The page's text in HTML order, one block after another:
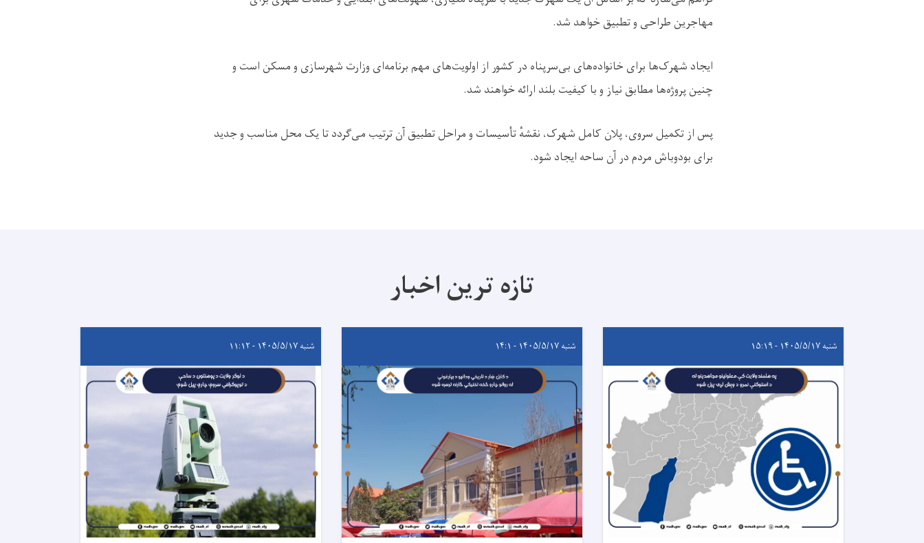
مهاجرین طراحی و تطبیق خواهد شد.
ایجاد شهرک‌ها برای خانواده‌های بی‌سرپناه در کشور از اولویت‌های مهم برنامه‌ای وزارت شهرسازی و مسکن است و
چنین پروژه‌ها مطابق نیاز و با کیفیت بلند ارائه خواهند شد.
پس از تکمیل سروی، پلان کامل شهرک، نقشهٔ تأسیسات و مراحل تطبیق آن ترتیب می‌گردد تا یک محل مناسب و جدید
برای بودوباش مردم در آن ساحه ایجاد شود.
تازه ترین اخبار
شنبه ۱۴۰۵/۵/۱۷ - ۱۵:۱۹ شنبه ۱۴۰۵/۵/۱۷ - ۱۴:۱ شنبه ۱۴۰۵/۵/۱۷ - ۱۱:۱۲